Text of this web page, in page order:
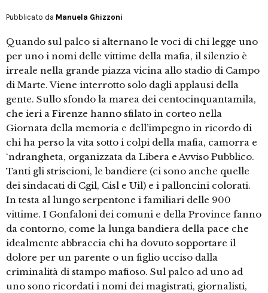
Pubblicato da Manuela Ghizzoni
Quando sul palco si alternano le voci di chi legge uno
per uno i nomi delle vittime della mafia, il silenzio è
irreale nella grande piazza vicina allo stadio di Campo
di Marte. Viene interrotto solo dagli applausi della
gente. Sullo sfondo la marea dei centocinquantamila,
che ieri a Firenze hanno sfilato in corteo nella
Giornata della memoria e dell’impegno in ricordo di
chi ha perso la vita sotto i colpi della mafia, camorra e
‘ndrangheta, organizzata da Libera e Avviso Pubblico.
Tanti gli striscioni, le bandiere (ci sono anche quelle
dei sindacati di Cgil, Cisl e Uil) e i palloncini colorati.
In testa al lungo serpentone i familiari delle 900
vittime. I Gonfaloni dei comuni e della Province fanno
da contorno, come la lunga bandiera della pace che
idealmente abbraccia chi ha dovuto sopportare il
dolore per un parente o un figlio ucciso dalla
criminalità di stampo mafioso. Sul palco ad uno ad
uno sono ricordati i nomi dei magistrati, giornalisti,